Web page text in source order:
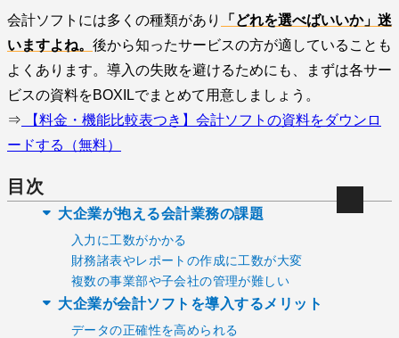
会計ソフトには多くの種類があり
「どれを選べばいいか」迷
いますよね。 後から知ったサービスの方が適していることも
よくあります。導入の失敗を避けるためにも、まずは各サー
ビスの資料をBOXILでまとめて用意しましょう。
⇒ 【料金・機能比較表つき】会計ソフトの資料をダウンロ
ードする（無料）
目次
大企業が抱える会計業務の課題
入力に工数がかかる
財務諸表やレポートの作成に工数が大変
複数の事業部や子会社の管理が難しい
大企業が会計ソフトを導入するメリット
データの正確性を高められる